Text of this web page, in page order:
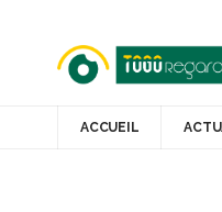
ACCUEIL